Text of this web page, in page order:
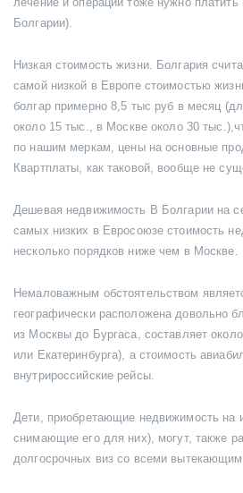
Болгарии).
Низкая стоимость жизни. Болгария
самой низкой в Европе стоимостью
болгар примерно 8,5 тыс руб в месяц
около 15 тыс., в Москве около 30
по нашим меркам, цены на основные
Квартплаты, как таковой, вообще не
Дешевая недвижимость В Болгарии на
самых низких в Евросоюзе стоимость
несколько порядков ниже чем в Москве.
Немаловажным обстоятельством
географически расположена довольно
из Москвы до Бургаса, составляет
или Екатеринбурга), а стоимость
внутрироссийские рейсы.
Дети, приобретающие недвижимость на
снимающие его для них), могут, также
долгосрочных виз со всеми